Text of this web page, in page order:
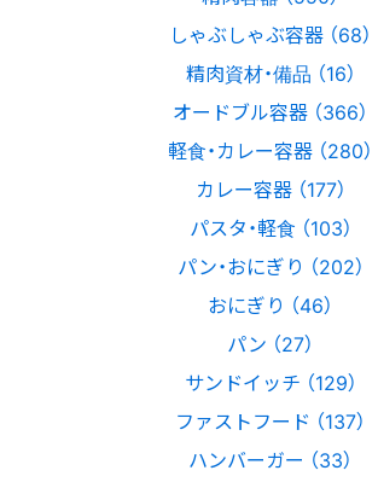
しゃぶしゃぶ容器 （68）
精肉資材・備品 （16）
オードブル容器 （366）
軽食・カレー容器 （280）
カレー容器 （177）
パスタ・軽食 （103）
パン・おにぎり （202）
おにぎり （46）
パン （27）
サンドイッチ （129）
ファストフード （137）
ハンバーガー （33）